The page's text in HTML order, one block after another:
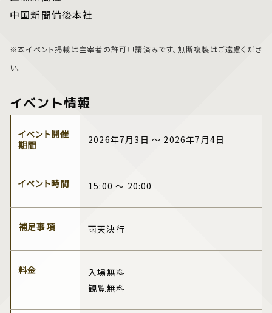
中国新聞備後本社
※本イベント掲載は主宰者の許可申請済みです。無断複製はご遠慮くださ
い。
イベント情報
イベント開催
期間
2026年7月3日 ～ 2026年7月4日
イベント時間 15:00 ～ 20:00
補足事項 雨天決行
料金
入場無料
観覧無料